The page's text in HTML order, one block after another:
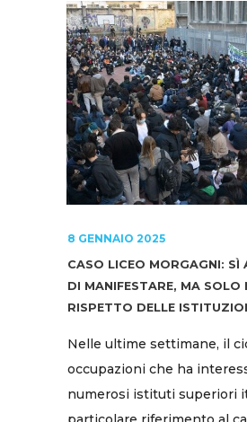
8 GENNAIO 2025
CASO LICEO MORGAGNI: SÌ
DI MANIFESTARE, MA SOLO
RISPETTO DELLE
Nelle ultime settimane, il
occupazioni che ha
numerosi istituti superiori